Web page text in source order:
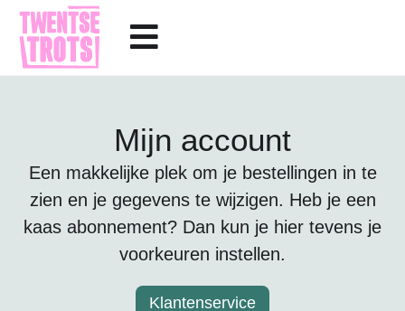
Mijn account
Een makkelijke plek om je bestellingen in te
zien en je gegevens te wijzigen. Heb je een
kaas abonnement? Dan kun je hier tevens je
voorkeuren instellen.
Klantenservice